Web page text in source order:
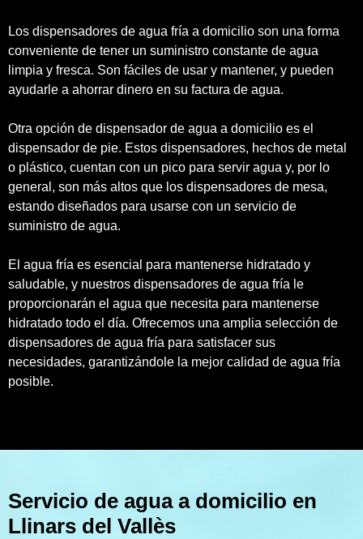
Los dispensadores de agua fría a domicilio son una forma
conveniente de tener un suministro constante de agua
limpia y fresca. Son fáciles de usar y mantener, y pueden
ayudarle a ahorrar dinero en su factura de agua.
Otra opción de dispensador de agua a domicilio es el
dispensador de pie. Estos dispensadores, hechos de metal
o plástico, cuentan con un pico para servir agua y, por lo
general, son más altos que los dispensadores de mesa,
estando diseñados para usarse con un servicio de
suministro de agua.
El agua fría es esencial para mantenerse hidratado y
saludable, y nuestros dispensadores de agua fría le
proporcionarán el agua que necesita para mantenerse
hidratado todo el día. Ofrecemos una amplia selección de
dispensadores de agua fría para satisfacer sus
necesidades, garantizándole la mejor calidad de agua fría
posible.
Servicio de agua a domicilio en
Llinars del Vallès